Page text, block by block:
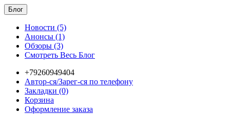
Блог
Новости (5)
Анонсы (1)
Обзоры (3)
Смотреть Весь Блог
+79260949404
Автор-ся/Зарег-ся по телефону
Закладки (0)
Корзина
Оформление заказа